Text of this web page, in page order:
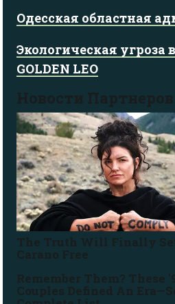
Одесская областная
Экологическая
GOLDEN LEO